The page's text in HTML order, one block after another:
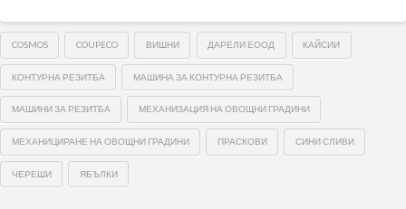
COSMOS COUPECO ВИШНИ ДАРЕЛИ ЕООД КАЙСИИ
КОНТУРНА РЕЗИТБА МАШИНА ЗА КОНТУРНА РЕЗИТБА
МАШИНИ ЗА РЕЗИТБА МЕХАНИЗАЦИЯ НА ОВОЩНИ ГРАДИНИ
МЕХАНИЦИРАНЕ НА ОВОЩНИ ГРАДИНИ ПРАСКОВИ СИНИ СЛИВИ
ЧЕРЕШИ ЯБЪЛКИ